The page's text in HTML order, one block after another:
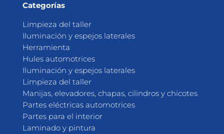
Categorías
Limpieza del taller
Iluminación y espejos laterales
Herramienta
Hules automotrices
Iluminación y espejos laterales
Limpieza del taller
Manijas, elevadores, chapas, cilindros y chicotes
Partes eléctricas automotrices
Partes para el interior
Laminado y pintura